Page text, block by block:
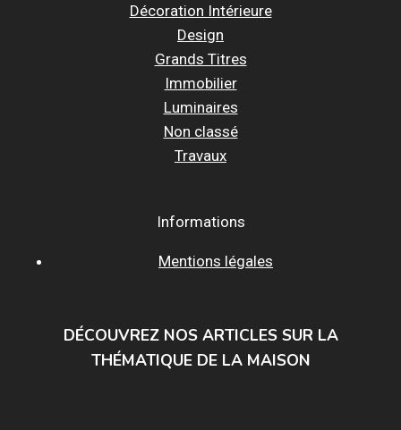
Décoration Intérieure
Design
Grands Titres
Immobilier
Luminaires
Non classé
Travaux
Informations
Mentions légales
DÉCOUVREZ NOS ARTICLES SUR LA
THÉMATIQUE DE LA MAISON